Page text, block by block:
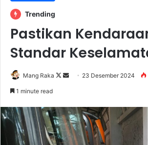
Trending
Pastikan
Standar
Mang Raka
Follow
Send 23 Desember 2024
1 minute read